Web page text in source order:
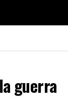
guerra